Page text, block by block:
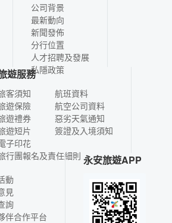
公司背景
最新動向
新聞發佈
分行位置
人才招聘及發展
私隱政策
遊服務
客須知
遊保險
遊禮券
遊短片
子印花
航班資料
航空公司資料
惡劣天氣通知
簽證及入境須知
行團報名及責任細則
動
見
詢
伴合作平台
永安旅遊APP